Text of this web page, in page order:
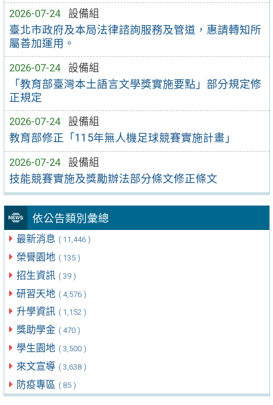
2026-07-24
設備組
臺北市政府及本局法律諮詢服務及管道，惠請轉知所
屬善加運用。
2026-07-24
設備組
「教育部臺灣本土語言文學獎實施要點」部分規定修
正規定
2026-07-24
設備組
教育部修正「115年無人機足球競賽實施計畫」
2026-07-24
設備組
技能競賽實施及獎勵辦法部分條文修正條文
依公告類別彙總
最新消息 ( 11,446 )
榮譽園地 ( 135 )
招生資訊 ( 39 )
研習天地 ( 4,576 )
升學資訊 ( 1,152 )
獎助學金 ( 470 )
學生園地 ( 3,500 )
來文宣導 ( 3,638 )
防疫專區 ( 85 )